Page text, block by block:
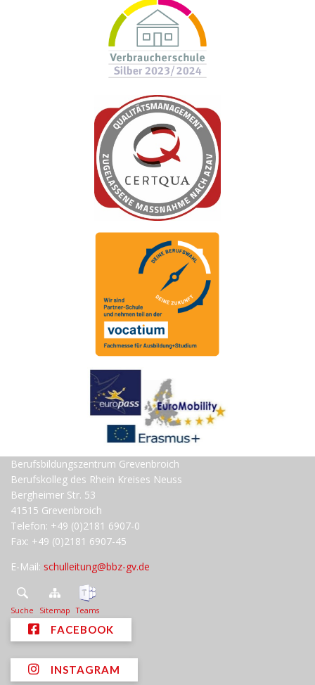
Berufsbildungszentrum Grevenbroich
Berufskolleg des Rhein Kreises Neuss
Bergheimer Str. 53
41515 Grevenbroich
Telefon: +49 (0)2181 6907-0
Fax: +49 (0)2181 6907-45
E-Mail: schulleitung@bbz-gv.de
Suche Sitemap Teams
FACEBOOK
INSTAGRAM